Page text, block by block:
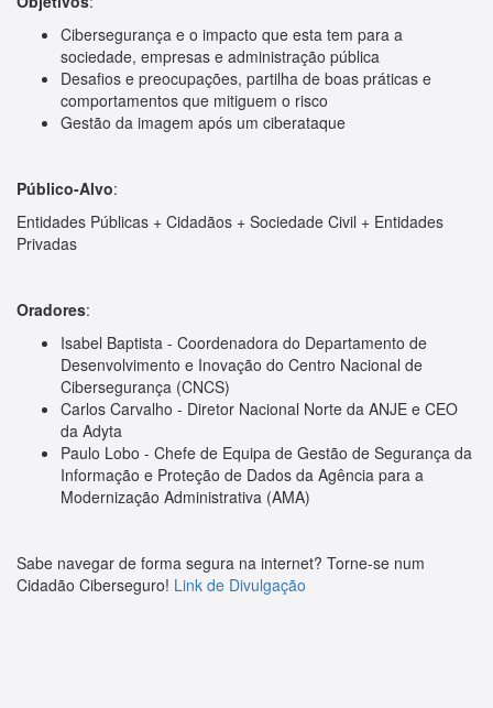
Cibersegurança e o impacto que esta tem para a
sociedade, empresas e administração pública
Desafios e preocupações, partilha de boas práticas e
comportamentos que mitiguem o risco
Gestão da imagem após um ciberataque
Público-Alvo:
Entidades Públicas + Cidadãos + Sociedade Civil + Entidades
Privadas
Oradores:
Isabel Baptista - Coordenadora do Departamento de
Desenvolvimento e Inovação do Centro Nacional de
Cibersegurança (CNCS)
Carlos Carvalho - Diretor Nacional Norte da ANJE e CEO
da Adyta
Paulo Lobo - Chefe de Equipa de Gestão de Segurança da
Informação e Proteção de Dados da Agência para a
Modernização Administrativa (AMA)
Sabe navegar de forma segura na internet? Torne-se num
Cidadão Ciberseguro! Link de Divulgação